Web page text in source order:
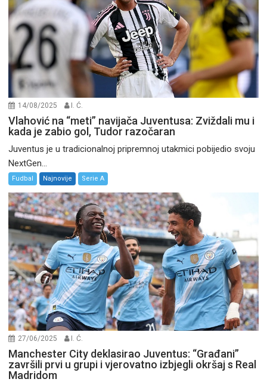
14/08/2025 I. Ć.
Vlahović na “meti” navijača Juventusa: Zviždali mu i
kada je zabio gol, Tudor razočaran
Juventus je u tradicionalnoj pripremnoj utakmici pobijedio svoju
NextGen...
Fudbal Najnovije Serie A
27/06/2025 I. Ć.
Manchester City deklasirao Juventus: “Građani”
završili prvi u grupi i vjerovatno izbjegli okršaj s Real
Madridom